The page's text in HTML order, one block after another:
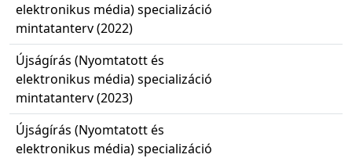
elektronikus média) specializáció
mintatanterv (2022)
Újságírás (Nyomtatott és
elektronikus média) specializáció
mintatanterv (2023)
Újságírás (Nyomtatott és
elektronikus média) specializáció